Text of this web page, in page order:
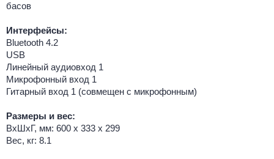
басов
Интерфейсы:
Bluetooth 4.2
USB
Линейный аудиовход 1
Микрофонный вход 1
Гитарный вход 1 (совмещен с микрофонным)
Размеры и вес:
ВхШхГ, мм: 600 х 333 х 299
Вес, кг: 8.1